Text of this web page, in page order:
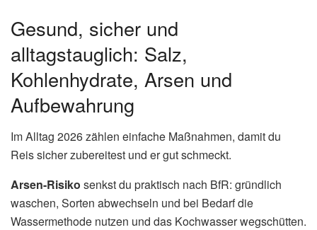
Gesund, sicher und
alltagstauglich: Salz,
Kohlenhydrate, Arsen und
Aufbewahrung
Im Alltag 2026 zählen einfache Maßnahmen, damit du
Reis sicher zubereitest und er gut schmeckt.
Arsen-Risiko senkst du praktisch nach BfR: gründlich
waschen, Sorten abwechseln und bei Bedarf die
Wassermethode nutzen und das Kochwasser wegschütten.